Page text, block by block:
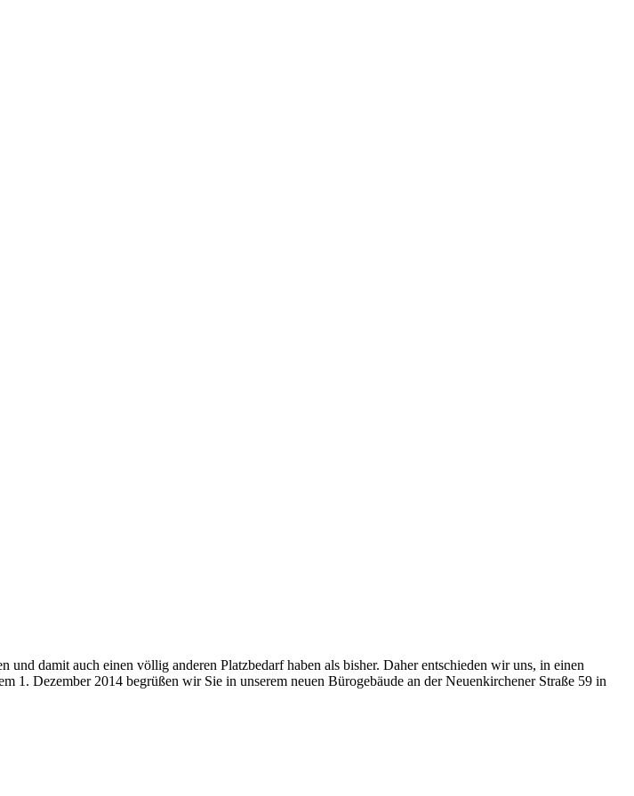
damit auch einen völlig anderen Platzbedarf haben als bisher. Daher entschieden wir uns, in einen
1. Dezember 2014 begrüßen wir Sie in unserem neuen Bürogebäude an der Neuenkirchener Straße 59 in